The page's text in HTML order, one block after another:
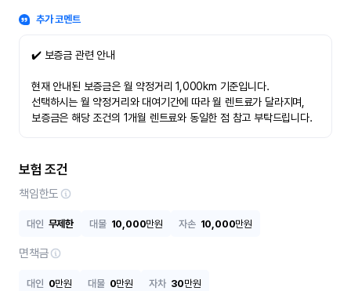
추가 코멘트
✔️ 보증금 관련 안내
현재 안내된 보증금은 월 약정거리 1,000km 기준입니다.
선택하시는 월 약정거리와 대여기간에 따라 월 렌트료가 달라지며,
보증금은 해당 조건의 1개월 렌트료와 동일한 점 참고 부탁드립니다.
보험 조건
책임한도
대인 무제한 대물 10,000만원 자손 10,000만원
면책금
대인 0만원 대물 0만원 자차 30만원